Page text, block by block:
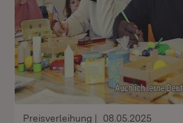
Preisverleihung 08.05.2025